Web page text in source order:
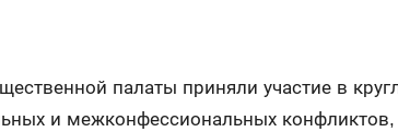
палаты приняли участие в
и межконфессиональных конфликтов,